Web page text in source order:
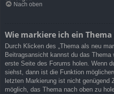
Nach oben
Wie markiere ich ein Thema
Durch Klicken des „Thema als neu
Beitragsansicht kannst du das Thema
erste Seite des Forums holen. Wenn
siehst, dann ist die Funktion
letzten Markierung ist nicht genügend
möglich, das Thema nach oben zu